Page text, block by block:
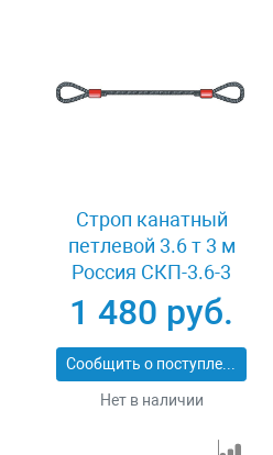
Строп канатный
петлевой 3.6 т 3 м
Россия СКП-3.6-3
1 480 руб.
Сообщить о поступлении
Нет в наличии